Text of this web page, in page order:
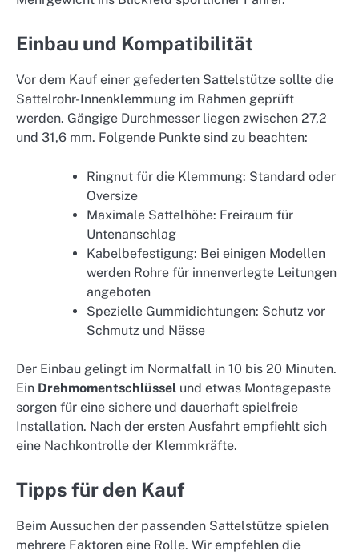
Einbau und Kompatibilität
Vor dem Kauf einer gefederten Sattelstütze sollte die
Sattelrohr-Innenklemmung im Rahmen geprüft
werden. Gängige Durchmesser liegen zwischen 27,2
und 31,6 mm. Folgende Punkte sind zu beachten:
Ringnut für die Klemmung: Standard oder
Oversize
Maximale Sattelhöhe: Freiraum für
Untenanschlag
Kabelbefestigung: Bei einigen Modellen
werden Rohre für innenverlegte Leitungen
angeboten
Spezielle Gummidichtungen: Schutz vor
Schmutz und Nässe
Der Einbau gelingt im Normalfall in 10 bis 20 Minuten.
Ein Drehmomentschlüssel und etwas Montagepaste
sorgen für eine sichere und dauerhaft spielfreie
Installation. Nach der ersten Ausfahrt empfiehlt sich
eine Nachkontrolle der Klemmkräfte.
Tipps für den Kauf
Beim Aussuchen der passenden Sattelstütze spielen
mehrere Faktoren eine Rolle. Wir empfehlen die